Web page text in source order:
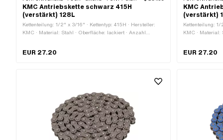
KMC Antriebskette schwarz 415H
(verstärkt) 128L
Kettenteilung: 1/2" x 3/16" · Kettentyp: 415H · Hersteller:
KMC · Material: Stahl · Oberfläche: lackiert · Anzahl
Federverschluss · Ø Bohrung: 4 mm · Ø Stift: 3.96 mm
EUR 27.20
KMC
(verstärkt)
Kettenteilung: 1/
KMC · Material:
Bohrung: 4.02
EUR 27.20